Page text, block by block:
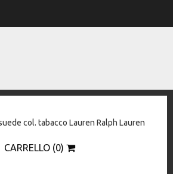
STORE
DESIGNERS
CONTACT
col. tabacco Lauren Ralph Lauren
CARRELLO (0)